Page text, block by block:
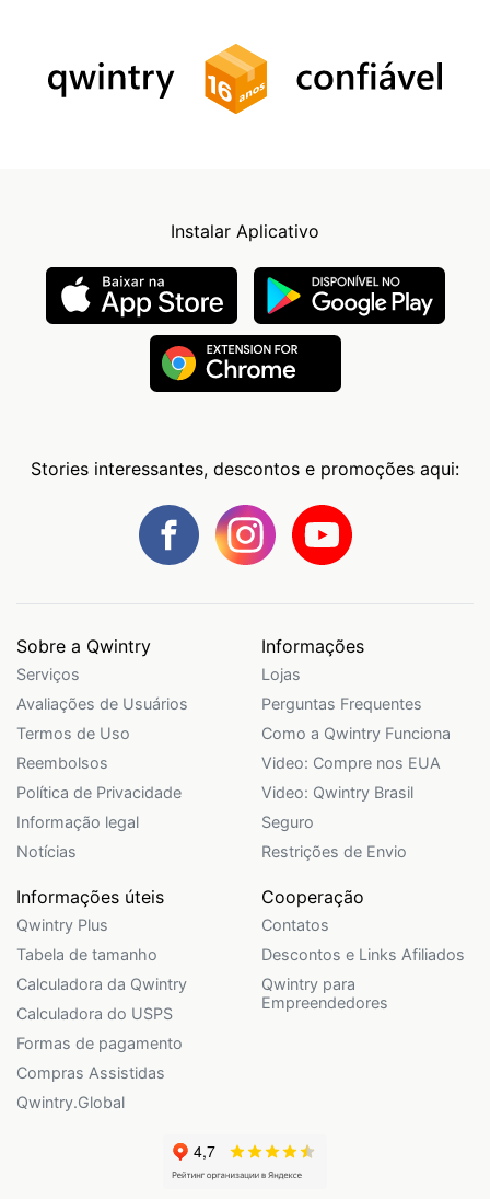
Instalar Aplicativo
Stories interessantes, descontos e promoções aqui:
Sobre a Qwintry
Serviços
Avaliações de Usuários
Termos de Uso
Reembolsos
Política de Privacidade
Informação legal
Notícias
Informações
Lojas
Perguntas Frequentes
Como a Qwintry Funciona
Video: Compre nos EUA
Video: Qwintry Brasil
Seguro
Restrições de Envio
Informações úteis
Qwintry Plus
Tabela de tamanho
Calculadora da Qwintry
Calculadora do USPS
Formas de pagamento
Compras Assistidas
Qwintry.Global
Cooperação
Contatos
Descontos e Links Afiliados
Qwintry para
Empreendedores